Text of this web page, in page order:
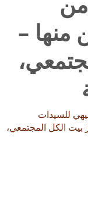
منها –
للسيدات
بيت الكل المجتمعي،